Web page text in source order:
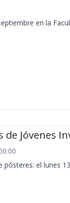
en la
de Jóvenes
pósteres: el lunes